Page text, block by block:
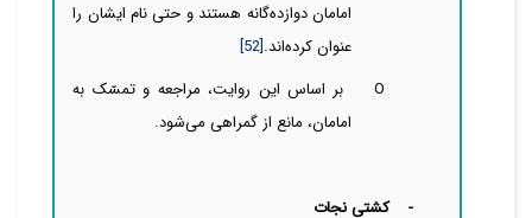
امامان دوازده‌گانه هستند و حتی نام ایشان را
عنوان کرده‌اند.[52]
Oبر اساس این روایت، مراجعه و تمسّک به
امامان، مانع از گمراهی می‌شود.
-
کشتی نجات